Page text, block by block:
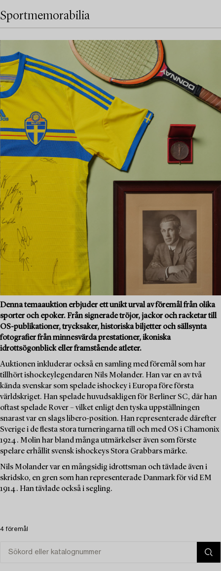
Sportmemorabilia
Denna temaauktion erbjuder ett unikt urval av föremål från olika
sporter och epoker. Från signerade tröjor, jackor och racketar till
OS-publikationer, trycksaker, historiska biljetter och sällsynta
fotografier från minnesvärda prestationer, ikoniska
idrottsögonblick eller framstående atleter.
Auktionen inkluderar också en samling med föremål som har
tillhört ishockeylegendaren Nils Molander. Han var en av två
kända svenskar som spelade ishockey i Europa före första
världskriget. Han spelade huvudsakligen för Berliner SC, där han
oftast spelade Rover – vilket enligt den tyska uppställningen
snarast var en slags libero-position. Han representerade därefter
Sverige i de flesta stora turneringarna till och med OS i Chamonix
1924. Molin har bland många utmärkelser även som förste
spelare erhållit svensk ishockeys Stora Grabbars märke.
Nils Molander var en mångsidig idrottsman och tävlade även i
skridsko, en gren som han representerade Danmark för vid EM
1914. Han tävlade också i segling.
4 föremål